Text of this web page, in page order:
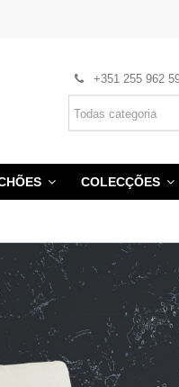
+351 255 962
COLECÇÕES